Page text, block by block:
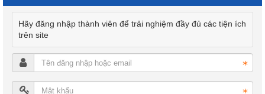
Hãy đăng nhập thành viên để trải nghiệm đầy đủ các tiện ích
trên site